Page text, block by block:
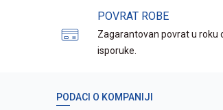
POVRAT ROBE
Zagarantovan povrat u roku
isporuke.
PODACI O KOMPANIJI